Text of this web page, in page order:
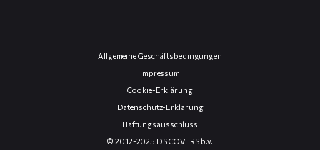
Allgemeine Geschäftsbedingungen
Impressum
Cookie-Erklärung
Datenschutz-Erklärung
Haftungsausschluss
© 2012-2025 DS COVERS b.v.